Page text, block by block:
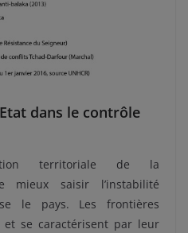
dans le contrôle
territoriale de la
mieux saisir l’instabilité
le pays. Les frontières
se caractérisent par leur